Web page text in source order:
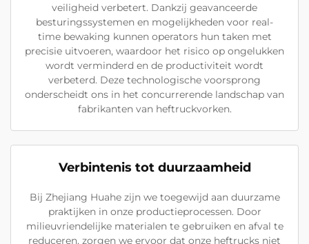
veiligheid verbetert. Dankzij geavanceerde
besturingssystemen en mogelijkheden voor real-
time bewaking kunnen operators hun taken met
precisie uitvoeren, waardoor het risico op ongelukken
wordt verminderd en de productiviteit wordt
verbeterd. Deze technologische voorsprong
onderscheidt ons in het concurrerende landschap van
fabrikanten van heftruckvorken.
Verbintenis tot duurzaamheid
Bij Zhejiang Huahe zijn we toegewijd aan duurzame
praktijken in onze productieprocessen. Door
milieuvriendelijke materialen te gebruiken en afval te
reduceren, zorgen we ervoor dat onze heftrucks niet